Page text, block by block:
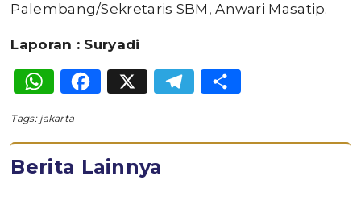
Palembang/Sekretaris SBM, Anwari Masatip.
Laporan : Suryadi
WhatsApp
Facebook
X Telegram
Tags: jakarta
Berita Lainnya